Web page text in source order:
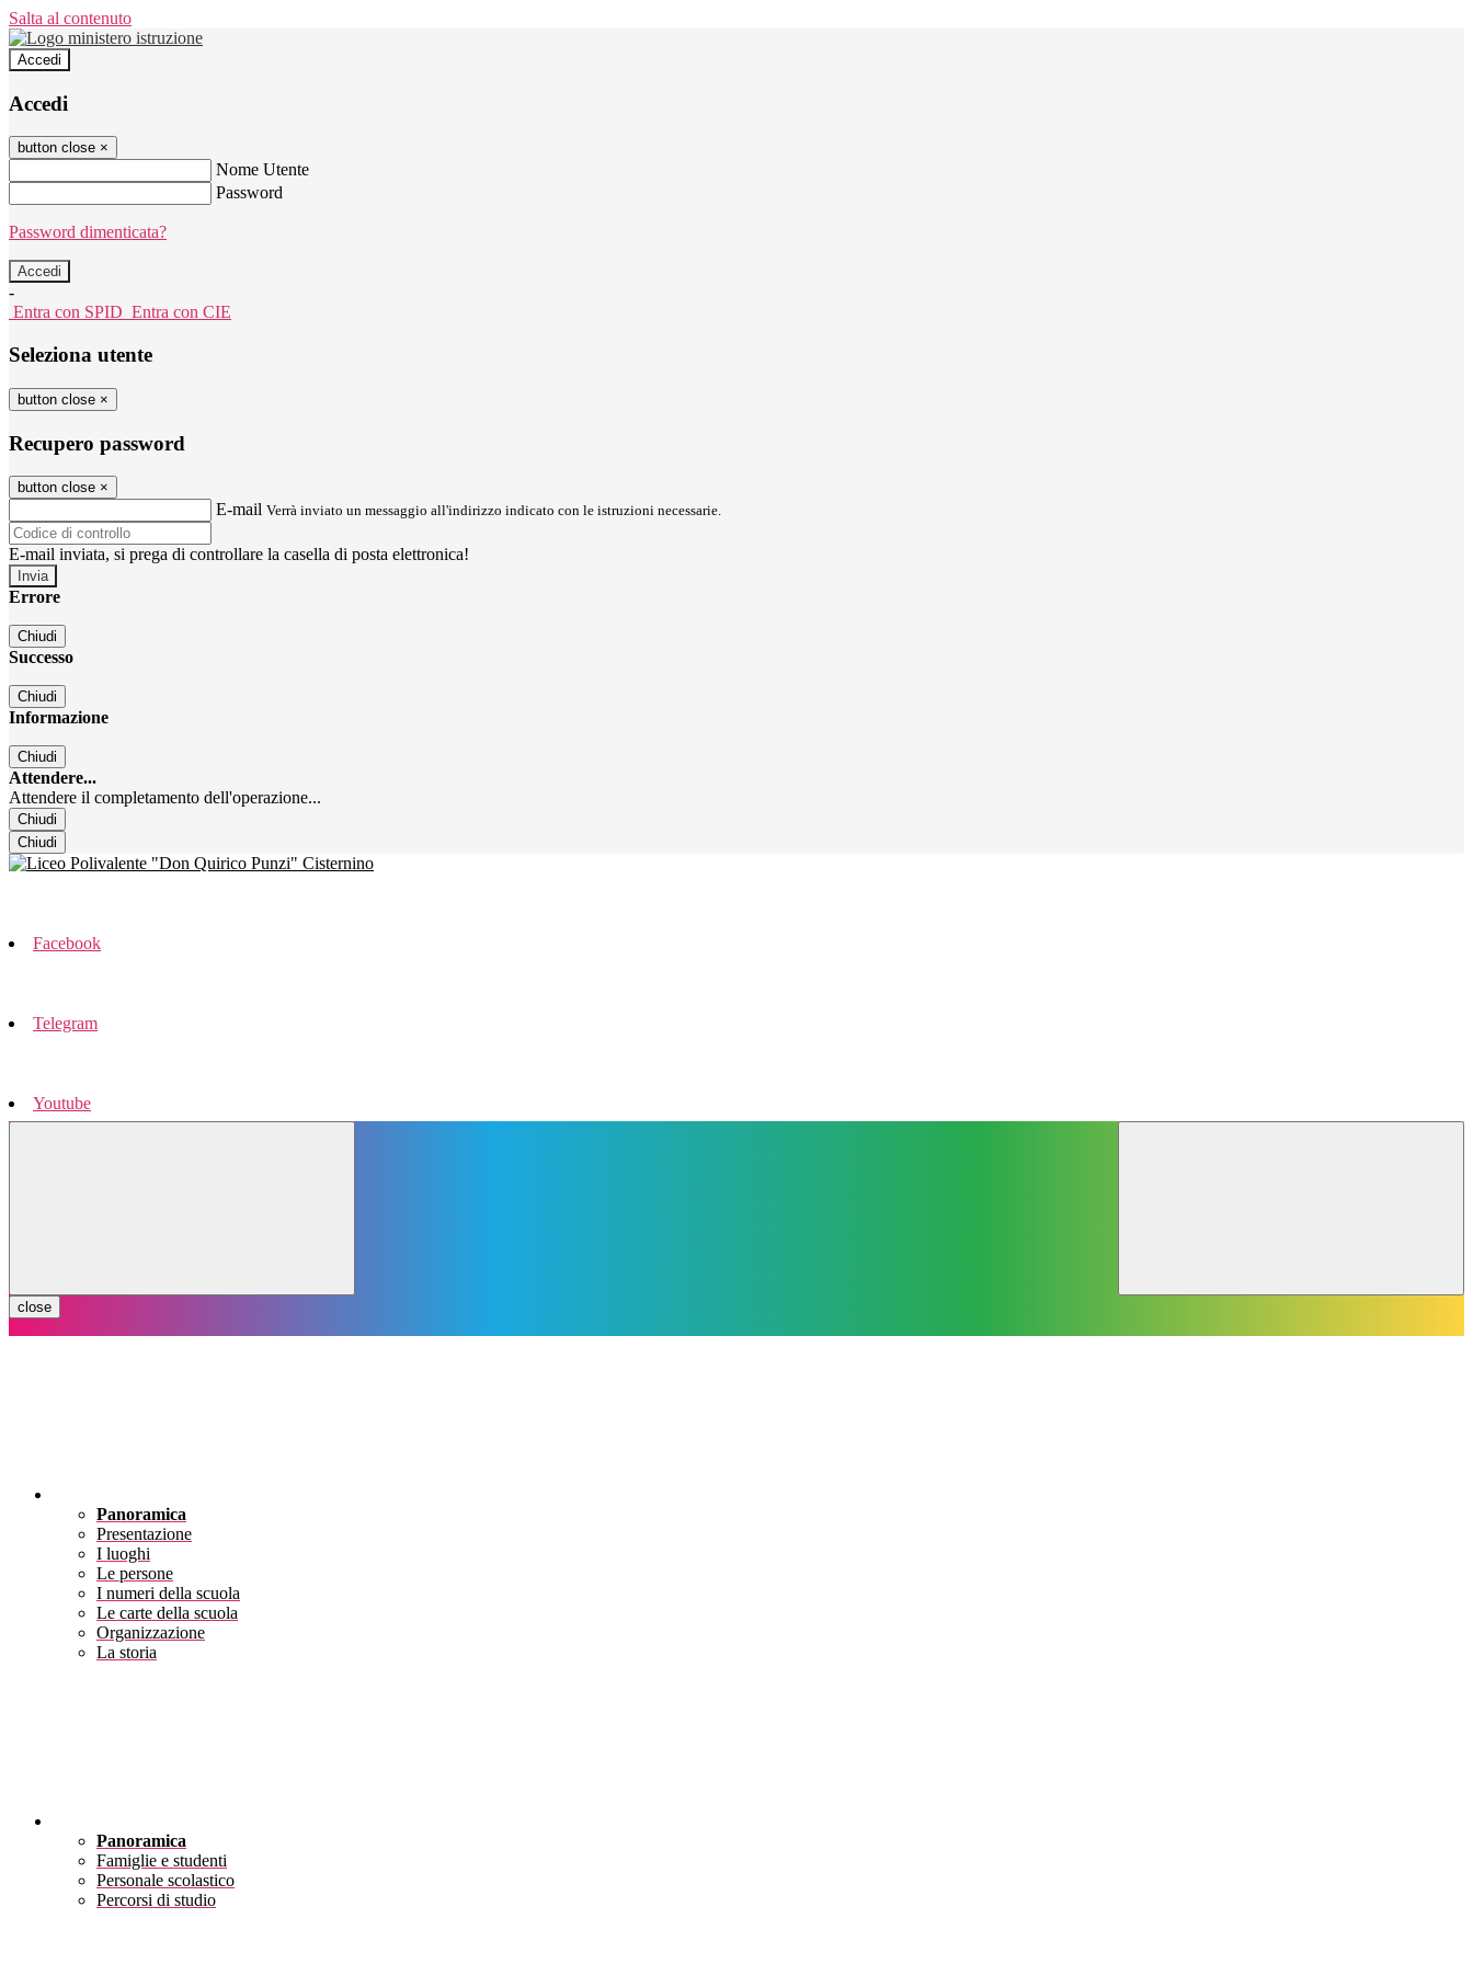
Salta al contenuto
Accedi
Accedi
button close ×
Nome Utente
Password
Password dimenticata?
-
Entra con SPID Entra con CIE
Seleziona utente
button close ×
Recupero password
button close ×
E-mail Verrà inviato un messaggio all'indirizzo indicato con le istruzioni necessarie.
E-mail inviata, si prega di controllare la casella di posta elettronica!
Errore
Chiudi
Successo
Chiudi
Informazione
Chiudi
Attendere...
Attendere il completamento dell'operazione...
Chiudi
Chiudi
Facebook
Telegram
Youtube
close
Panoramica
Presentazione
I luoghi
Le persone
I numeri della scuola
Le carte della scuola
Organizzazione
La storia
Panoramica
Famiglie e studenti
Personale scolastico
Percorsi di studio